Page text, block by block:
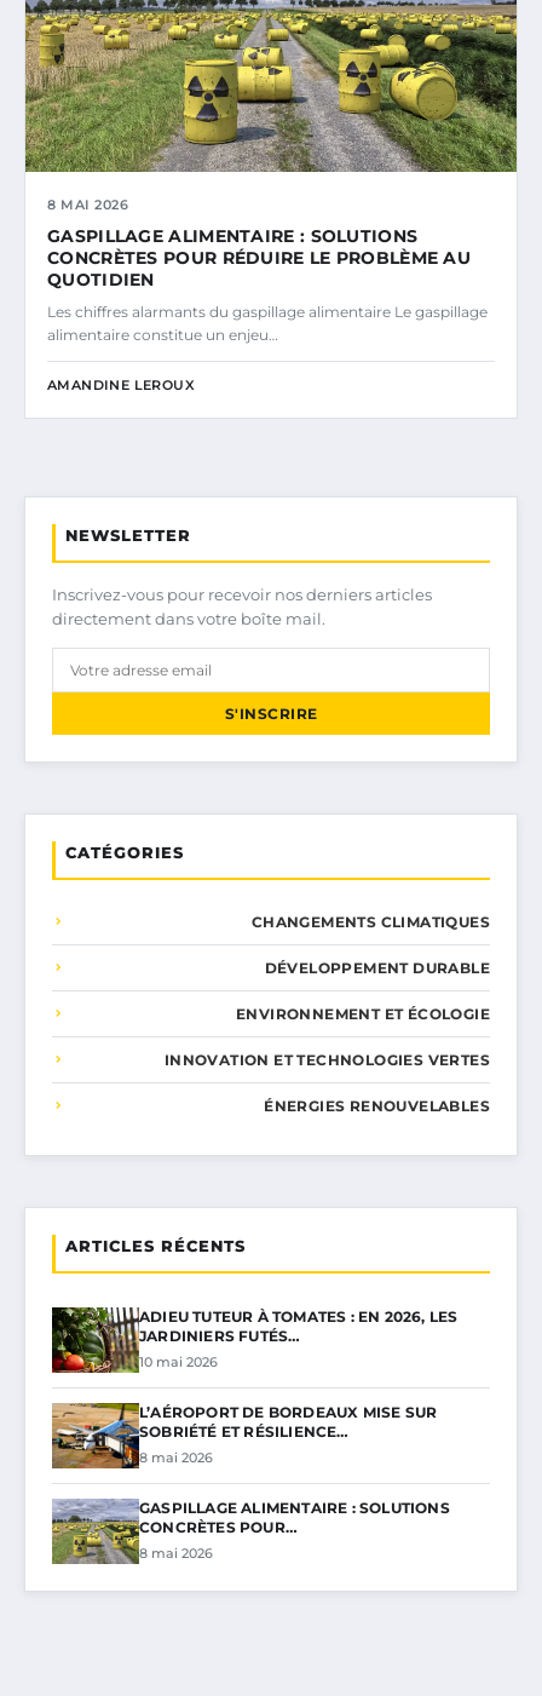
8 MAI 2026
GASPILLAGE ALIMENTAIRE : SOLUTIONS
CONCRÈTES POUR RÉDUIRE LE PROBLÈME AU
QUOTIDIEN
Les chiffres alarmants du gaspillage alimentaire Le gaspillage
alimentaire constitue un enjeu…
AMANDINE LEROUX
NEWSLETTER
Inscrivez-vous pour recevoir nos derniers articles
directement dans votre boîte mail.
S'INSCRIRE
CATÉGORIES
CHANGEMENTS CLIMATIQUES
DÉVELOPPEMENT DURABLE
ENVIRONNEMENT ET ÉCOLOGIE
INNOVATION ET TECHNOLOGIES VERTES
ÉNERGIES RENOUVELABLES
ARTICLES RÉCENTS
ADIEU TUTEUR À TOMATES : EN 2026, LES
JARDINIERS FUTÉS…
10 mai 2026
L’AÉROPORT DE BORDEAUX MISE SUR
SOBRIÉTÉ ET RÉSILIENCE…
8 mai 2026
GASPILLAGE ALIMENTAIRE : SOLUTIONS
CONCRÈTES POUR…
8 mai 2026